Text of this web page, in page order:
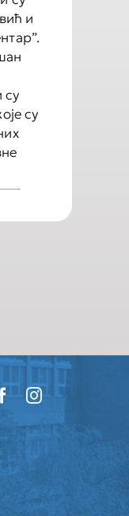
и
су
су